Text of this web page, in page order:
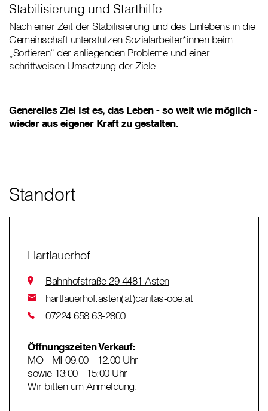
Stabilisierung und Starthilfe
Nach einer Zeit der Stabilisierung und des Einlebens in die
Gemeinschaft unterstützen Sozialarbeiter*innen beim
„Sortieren“ der anliegenden Probleme und einer
schrittweisen Umsetzung der Ziele.
Generelles Ziel ist es, das Leben - so weit wie möglich -
wieder aus eigener Kraft zu gestalten.
Standort
Hartlauerhof
Bahnhofstraße 29 4481 Asten
hartlauerhof.asten(at)caritas-ooe.at
07224 658 63-2800
Öffnungszeiten Verkauf:
MO - MI 09:00 - 12:00 Uhr
sowie 13:00 - 15:00 Uhr
Wir bitten um Anmeldung.